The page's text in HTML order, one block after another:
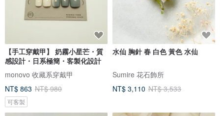
【手工穿戴甲】 奶霧小星芒・質
感設計・日系極簡・客製化設計
monovo 收藏系穿戴甲
NT$ 863 NT$ 980
可客製
水仙 胸針 春 白色 黃色 水仙
Sumire 花石飾所
NT$ 3,110 NT$ 3,533